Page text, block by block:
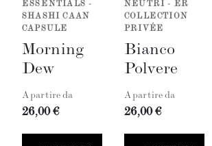
ESSENTIALS -
SHASHI CAAN
CAPSULE
Morning
Dew
A partire da
26,00 €
NEUTRI - ER
COLLECTION
PRIVÉE
Bianco
Polvere
A partire da
26,00 €